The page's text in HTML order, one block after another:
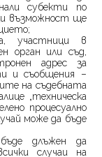
субекти по
възможност ще
участници в
орган или съд,
адрес за
и съобщения –
на съдебната
„техническа
процесуално
може да бъде
длъжен да
случаи на